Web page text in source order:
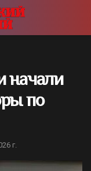
начали
по
г.